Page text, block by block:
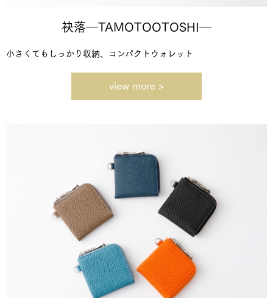
袂落―TAMOTOOTOSHI―
小さくてもしっかり収納、コンパクトウォレット
view more >